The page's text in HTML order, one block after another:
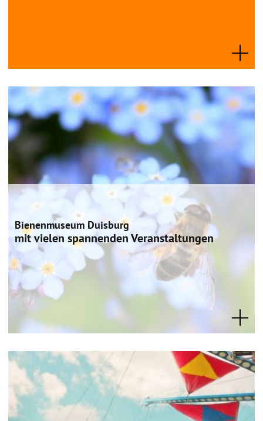
Bienenmuseum Duisburg
mit vielen spannenden Veranstaltungen